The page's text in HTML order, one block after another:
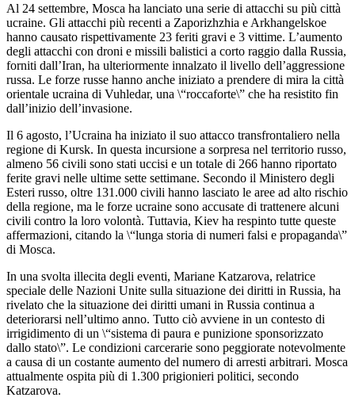
Al 24 settembre, Mosca ha lanciato una serie di attacchi su più città
ucraine. Gli attacchi più recenti a Zaporizhzhia e Arkhangelskoe
hanno causato rispettivamente 23 feriti gravi e 3 vittime. L’aumento
degli attacchi con droni e missili balistici a corto raggio dalla Russia,
forniti dall’Iran, ha ulteriormente innalzato il livello dell’aggressione
russa. Le forze russe hanno anche iniziato a prendere di mira la città
orientale ucraina di Vuhledar, una \“roccaforte\” che ha resistito fin
dall’inizio dell’invasione.
Il 6 agosto, l’Ucraina ha iniziato il suo attacco transfrontaliero nella
regione di Kursk. In questa incursione a sorpresa nel territorio russo,
almeno 56 civili sono stati uccisi e un totale di 266 hanno riportato
ferite gravi nelle ultime sette settimane. Secondo il Ministero degli
Esteri russo, oltre 131.000 civili hanno lasciato le aree ad alto rischio
della regione, ma le forze ucraine sono accusate di trattenere alcuni
civili contro la loro volontà. Tuttavia, Kiev ha respinto tutte queste
affermazioni, citando la \“lunga storia di numeri falsi e propaganda\”
di Mosca.
In una svolta illecita degli eventi, Mariane Katzarova, relatrice
speciale delle Nazioni Unite sulla situazione dei diritti in Russia, ha
rivelato che la situazione dei diritti umani in Russia continua a
deteriorarsi nell’ultimo anno. Tutto ciò avviene in un contesto di
irrigidimento di un \“sistema di paura e punizione sponsorizzato
dallo stato\”. Le condizioni carcerarie sono peggiorate notevolmente
a causa di un costante aumento del numero di arresti arbitrari. Mosca
attualmente ospita più di 1.300 prigionieri politici, secondo
Katzarova.